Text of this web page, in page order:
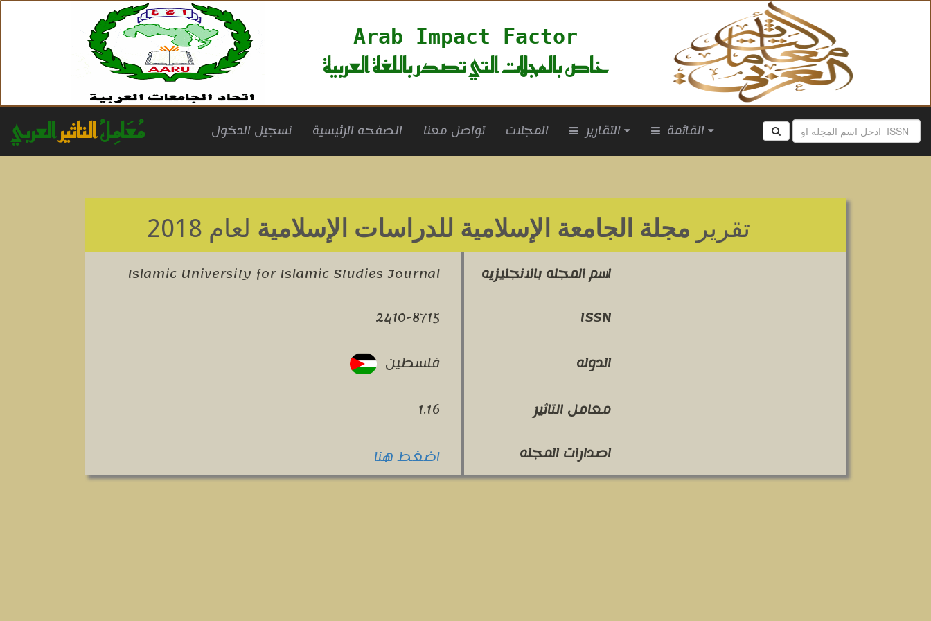
Arab Impact Factor
خاص بالمجلات التي تصدر باللغة العربية
مُعَامِلُالتاثيرالعربي تسجيل الدخول الصفحه الرئيسية تواصل معنا المجلات التقارير القائمة
تقرير مجلة الجامعة الإسلامية للدراسات الإسلامية لعام 2018
اسم المجله بالانجليزيه
Islamic University for Islamic Studies Journal
ISSN
2410-8715
الدوله
فلسطين
معامل التاثير
1.16
اصدارات المجله
اضغط هنا